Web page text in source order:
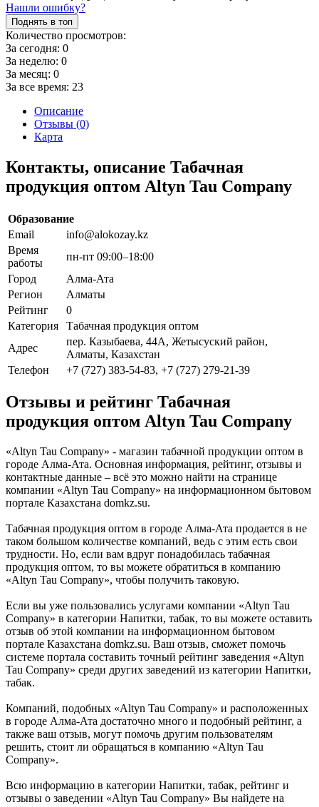
Нашли ошибку?
Поднять в топ
Количество просмотров:
За сегодня: 0
За неделю: 0
За месяц: 0
За все время: 23
Описание
Отзывы (0)
Карта
Контакты, описание Табачная
продукция оптом Altyn Tau Company
Образование
Email
info@alokozay.kz
Время
работы
пн-пт 09:00–18:00
Город
Алма-Ата
Регион
Алматы
Рейтинг
0
Категория
Табачная продукция оптом
Адрес
пер. Казыбаева, 44А, Жетысуский район,
Алматы, Казахстан
Телефон
+7 (727) 383-54-83, +7 (727) 279-21-39
Отзывы и рейтинг Табачная
продукция оптом Altyn Tau Company
«Altyn Tau Company» - магазин табачной продукции оптом в
городе Алма-Ата. Основная информация, рейтинг, отзывы и
контактные данные – всё это можно найти на странице
компании «Altyn Tau Company» на информационном бытовом
портале Казахстана domkz.su.
Табачная продукция оптом в городе Алма-Ата продается в не
таком большом количестве компаний, ведь с этим есть свои
трудности. Но, если вам вдруг понадобилась табачная
продукция оптом, то вы можете обратиться в компанию
«Altyn Tau Company», чтобы получить таковую.
Если вы уже пользовались услугами компании «Altyn Tau
Company» в категории Напитки, табак, то вы можете оставить
отзыв об этой компании на информационном бытовом
портале Казахстана domkz.su. Ваш отзыв, сможет помочь
системе портала составить точный рейтинг заведения «Altyn
Tau Company» среди других заведений из категории Напитки,
табак.
Компаний, подобных «Altyn Tau Company» и расположенных
в городе Алма-Ата достаточно много и подобный рейтинг, а
также ваш отзыв, могут помочь другим пользователям
решить, стоит ли обращаться в компанию «Altyn Tau
Company».
Всю информацию в категории Напитки, табак, рейтинг и
отзывы о заведении «Altyn Tau Company» Вы найдете на